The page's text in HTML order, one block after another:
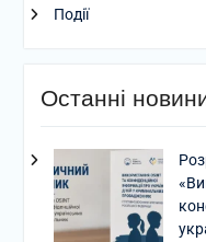
Події
Останні